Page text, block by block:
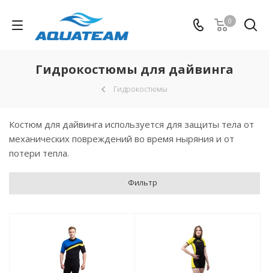
0
Гидрокостюмы для дайвинга
Гидрокостюмы
Костюм для дайвинга используется для защиты тела от
механических повреждений во время ныряния и от
потери тепла.
Фильтр